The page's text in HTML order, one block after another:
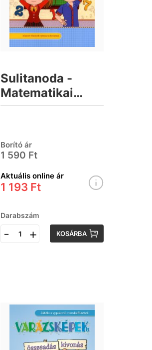
Sulitanoda -
Matematikai
gyakorló 1.
Borító ár
1 590 Ft
Aktuális online ár
1 193 Ft
Darabszám
- + KOSÁRBA